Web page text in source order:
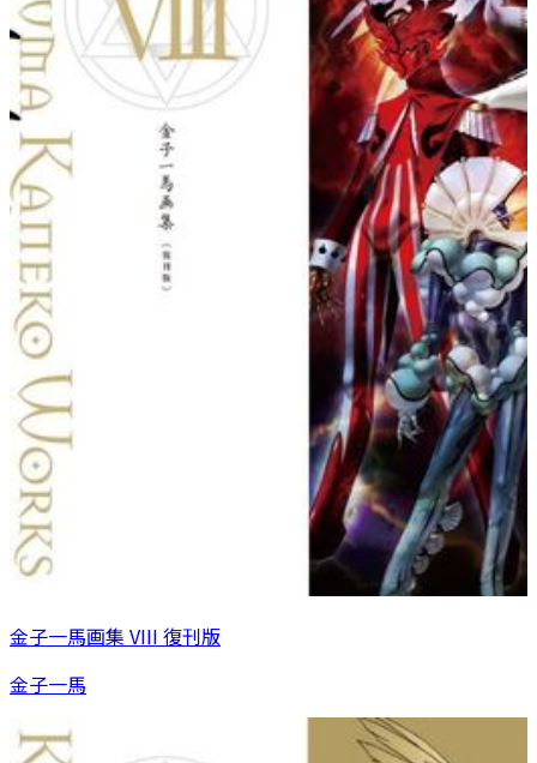
金子一馬画集 VIII 復刊版
金子一馬